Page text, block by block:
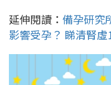
延伸閱讀： 備孕研究
影響受孕？ 睇清腎